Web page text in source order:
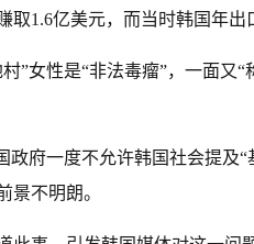
1.6亿美元，而当时韩国年出
”女性是“非法毒瘤”，一面又“
政府一度不允许韩国社会提及“
景不明朗。